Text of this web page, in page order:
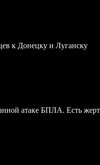
к Донецку и Луганску
атаке БПЛА. Есть